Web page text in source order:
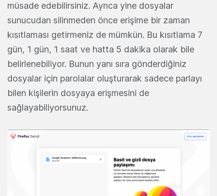
müsade edebilirsiniz. Ayrıca yine dosyalar
sunucudan silinmeden önce erişime bir zaman
kısıtlaması getirmeniz de mümkün. Bu kısıtlama 7
gün, 1 gün, 1 saat ve hatta 5 dakika olarak bile
belirlenebiliyor. Bunun yanı sıra gönderdiğiniz
dosyalar için parolalar oluşturarak sadece parlayı
bilen kişilerin dosyaya erişmesini de
sağlayabiliyorsunuz.